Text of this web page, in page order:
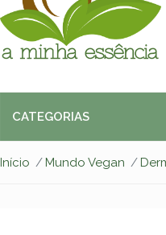
CATEGORIAS
Início Mundo Vegan